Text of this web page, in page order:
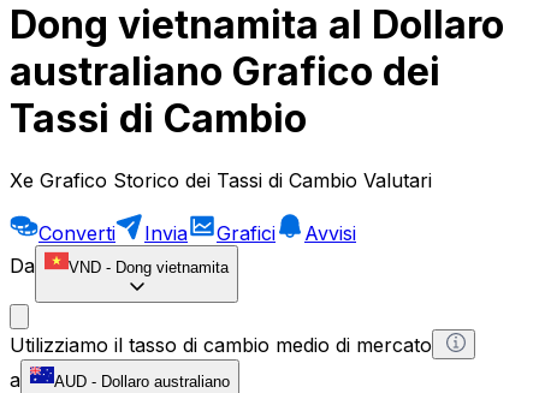
Dong vietnamita al Dollaro
australiano Grafico dei
Tassi di Cambio
Xe Grafico Storico dei Tassi di Cambio Valutari
Converti Invia Grafici
Avvisi
Da
VND - Dong vietnamita
Utilizziamo il tasso di cambio medio di mercato
a
AUD - Dollaro australiano